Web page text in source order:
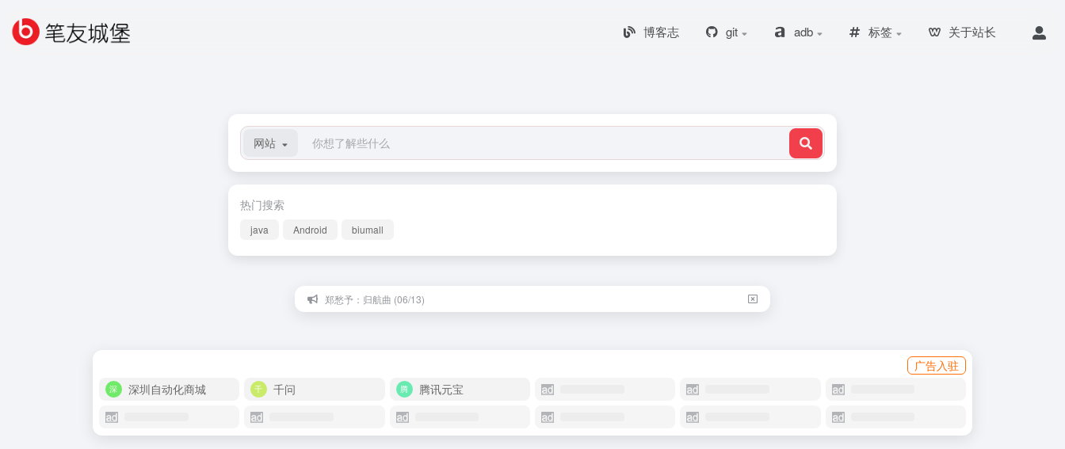
博客志 git adb 标签 关于站长
网站
热门搜索
java Android biumall
郑愁予：归航曲 (06/13)
广告入驻
深圳自动化商城
千问 腾讯元宝